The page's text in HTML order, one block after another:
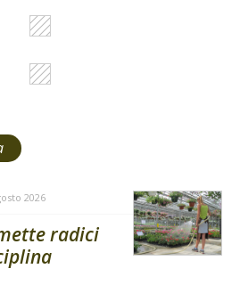
2026
radici